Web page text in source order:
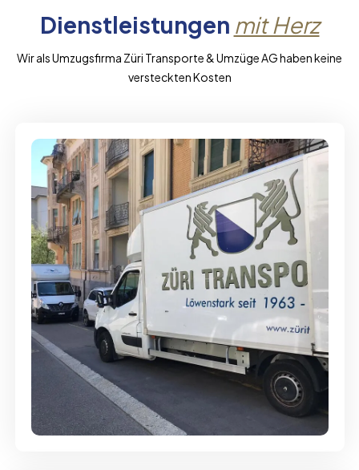
Dienstleistungen mit Herz
Wir als Umzugsfirma Züri Transporte & Umzüge AG haben keine
versteckten Kosten
Full-Service - Für Privatumzüge